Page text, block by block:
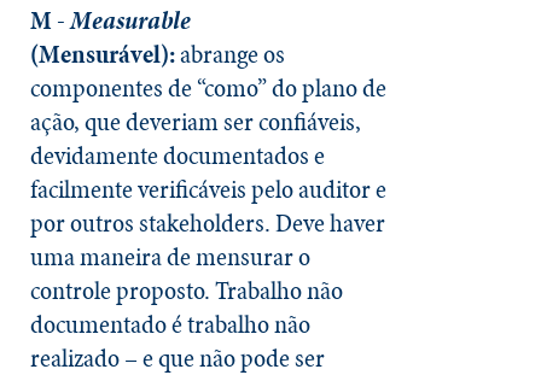
M -Measurable
(Mensurável):abrange os
componentes de “como” do plano de
ação, que deveriam ser confiáveis,
devidamente documentados e
facilmente verificáveis pelo auditor e
por outros stakeholders. Deve haver
uma maneira de mensurar o
controle proposto. Trabalho não
documentado é trabalho não
realizado – e que não pode ser